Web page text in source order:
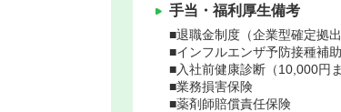
手当・福利厚生備考
■退職金制度（企業型確定拠出
■インフルエンザ予防接種補助
■入社前健康診断（10,000円
■業務損害保険
■薬剤師賠償責任保険